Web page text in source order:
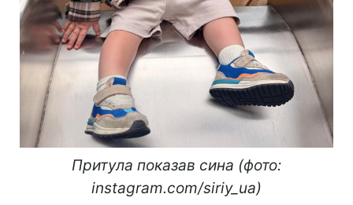
Притула показав сина (фото:
instagram.com/siriy_ua)